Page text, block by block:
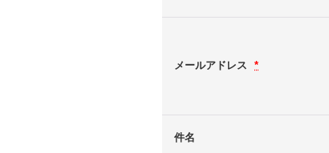
メールアドレス *
件名